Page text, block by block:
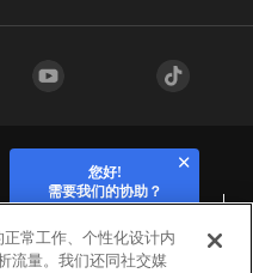
您好!
需要我们的协助？
常工作、个性化设计内
流量。我们还同社交媒